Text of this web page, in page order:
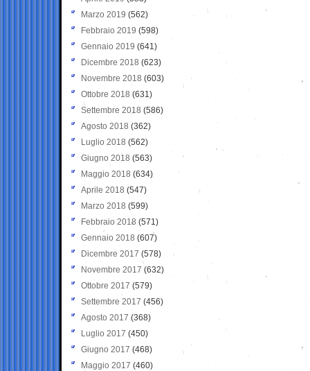
Marzo 2019 (562)
Febbraio 2019 (598)
Gennaio 2019 (641)
Dicembre 2018 (623)
Novembre 2018 (603)
Ottobre 2018 (631)
Settembre 2018 (586)
Agosto 2018 (362)
Luglio 2018 (562)
Giugno 2018 (563)
Maggio 2018 (634)
Aprile 2018 (547)
Marzo 2018 (599)
Febbraio 2018 (571)
Gennaio 2018 (607)
Dicembre 2017 (578)
Novembre 2017 (632)
Ottobre 2017 (579)
Settembre 2017 (456)
Agosto 2017 (368)
Luglio 2017 (450)
Giugno 2017 (468)
Maggio 2017 (460)